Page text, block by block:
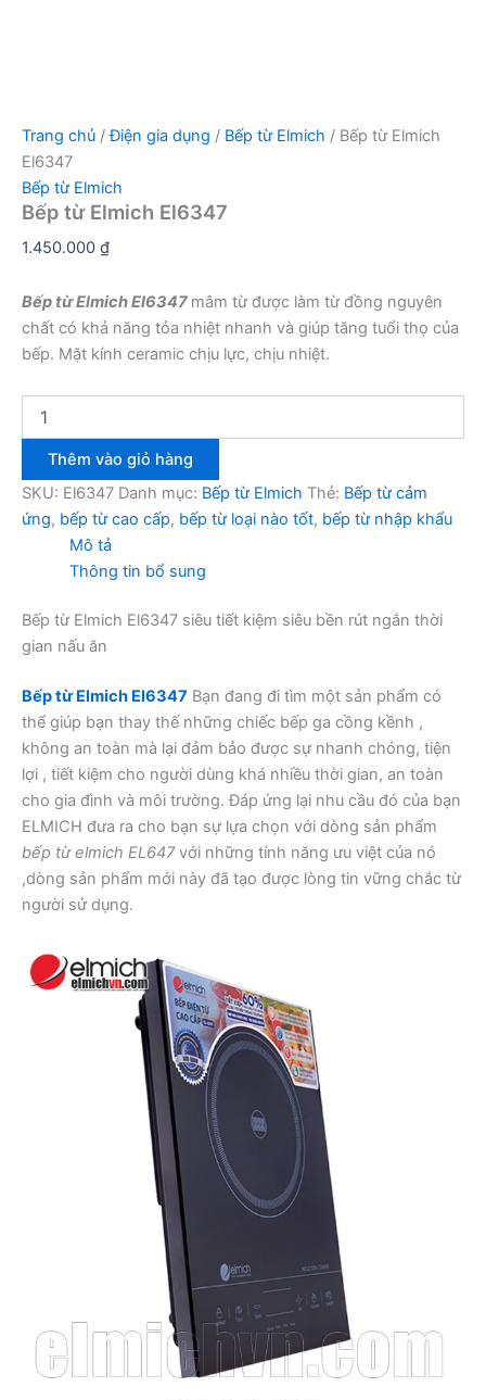
Trang chủ /Điện gia dụng / Bếp từ Elmich / Bếp từ Elmich
El6347
Bếp từ Elmich
Bếp từ Elmich El6347
1.450.000 ₫
Bếp từ Elmich El6347 mâm từ được làm từ đồng nguyên
chất có khả năng tỏa nhiệt nhanh và giúp tăng tuổi thọ của
bếp. Mặt kính ceramic chịu lực, chịu nhiệt.
El6347
số
lượng
Thêm vào giỏ hàng
SKU: El6347 Danh mục: Bếp từ Elmich Thẻ: Bếp từ cảm
ứng, bếp từ cao cấp, bếp từ loại nào tốt, bếp từ nhập khẩu
Mô tả
Thông tin bổ sung
Bếp từ Elmich El6347 siêu tiết kiệm siêu bền rút ngắn thời
gian nấu ăn
Bếp từ Elmich El6347 Bạn đang đi tìm một sản phẩm có
thể giúp bạn thay thế những chiếc bếp ga cồng kềnh ,
không an toàn mà lại đảm bảo được sự nhanh chóng, tiện
lợi , tiết kiệm cho người dùng khá nhiều thời gian, an toàn
cho gia đình và môi trường. Đáp ứng lại nhu cầu đó của bạn
ELMICH đưa ra cho bạn sự lựa chọn với dòng sản phẩm
bếp từ elmich EL647với những tính năng ưu việt của nó
,dòng sản phẩm mới này đã tạo được lòng tin vững chắc từ
người sử dụng.